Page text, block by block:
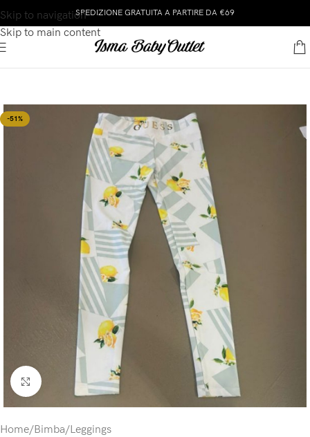
Skip to navigation
Skip to main content
SPEDIZIONE GRATUITA A PARTIRE DA €69
-51%
Click to enlarge
Home/Bimba/Leggings